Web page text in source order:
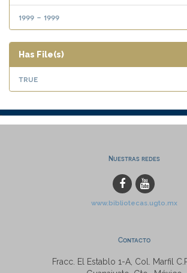
1999 - 1999
Has File(s)
true
Nuestras redes
www.bibliotecas.ugto.mx
Contacto
Fracc. El Establo 1-A, Col. Marfil